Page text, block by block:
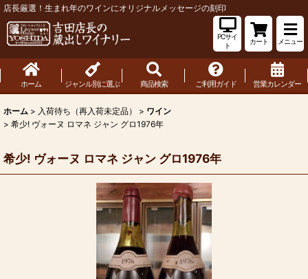
店長厳選！生まれ年のワインにオリジナルメッセージの刻印
PCサイ
ト
カート メニュー
ホーム ジャンル別に選ぶ 商品検索 ご利用ガイド 営業カレンダー
ホーム > 入荷待ち（再入荷未定品） > ワイン
> 希少! ヴォーヌ ロマネ ジャン グロ1976年
希少! ヴォーヌ ロマネ ジャン グロ1976年